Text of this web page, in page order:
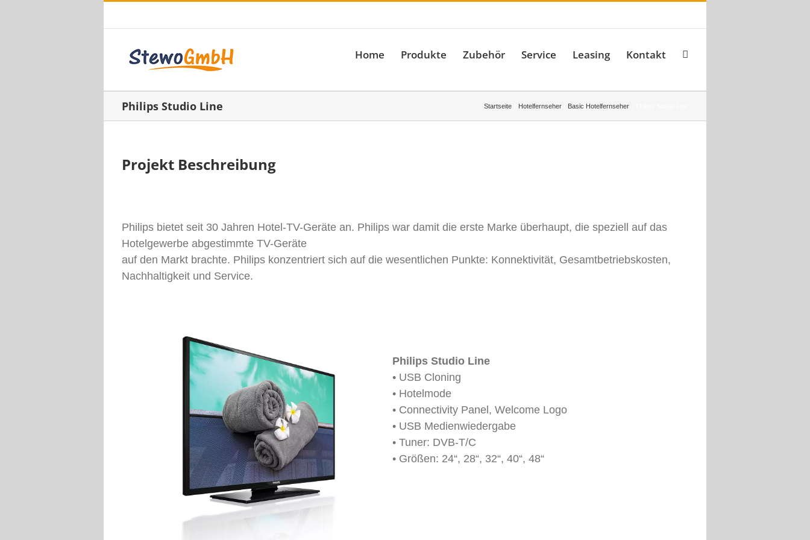
Home Produkte Zubehör Service Leasing Kontakt
Philips Studio Line Startseite Hotelfernseher Basic Hotelfernseher
Projekt Beschreibung
Philips bietet seit 30 Jahren Hotel-TV-Geräte an. Philips war damit die erste Marke überhaupt, die speziell auf das
Hotelgewerbe abgestimmte TV-Geräte
auf den Markt brachte. Philips konzentriert sich auf die wesentlichen Punkte: Konnektivität, Gesamtbetriebskosten,
Nachhaltigkeit und Service.
Philips Studio Line
• USB Cloning
• Hotelmode
• Connectivity Panel, Welcome Logo
• USB Medienwiedergabe
• Tuner: DVB-T/C
• Größen: 24“, 28“, 32“, 40“, 48“